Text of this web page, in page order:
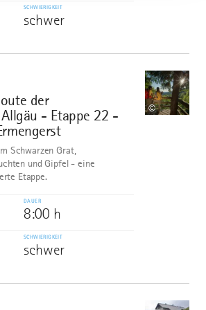
SCHWIERIGKEIT
schwer
der
- Etappe 22 -
©
Schwarzen Grat,
und Gipfel - eine
Etappe.
DAUER
8:00 h
SCHWIERIGKEIT
schwer